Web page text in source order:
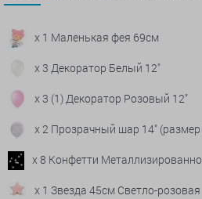
x 1 Маленькая фея 69см
x 3 Декоратор Белый 12"
x 3 (1) Декоратор Розовый 12"
x 2 Прозрачный шар 14"
x 8 Конфетти
x 1 Звезда 45см Светло-розовая